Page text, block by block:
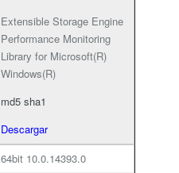
Extensible Storage Engine
Performance Monitoring
Library for Microsoft(R)
Windows(R)
md5 sha1
Descargar
64bit 10.0.14393.0